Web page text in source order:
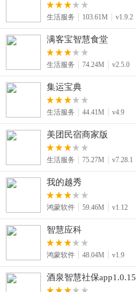
生活服务 103.61M v1.9.2
满客宝智慧食堂
生活服务 74.24M v2.5.0
集运宝典
生活服务 44.41M v4.9
美团民宿商家版
生活服务 75.27M v7.28.1
我的越秀
鸿蒙软件 59.46M v1.12
智慧应科
鸿蒙软件 48.04M v1.9
酒泉智慧社保app1.0.15